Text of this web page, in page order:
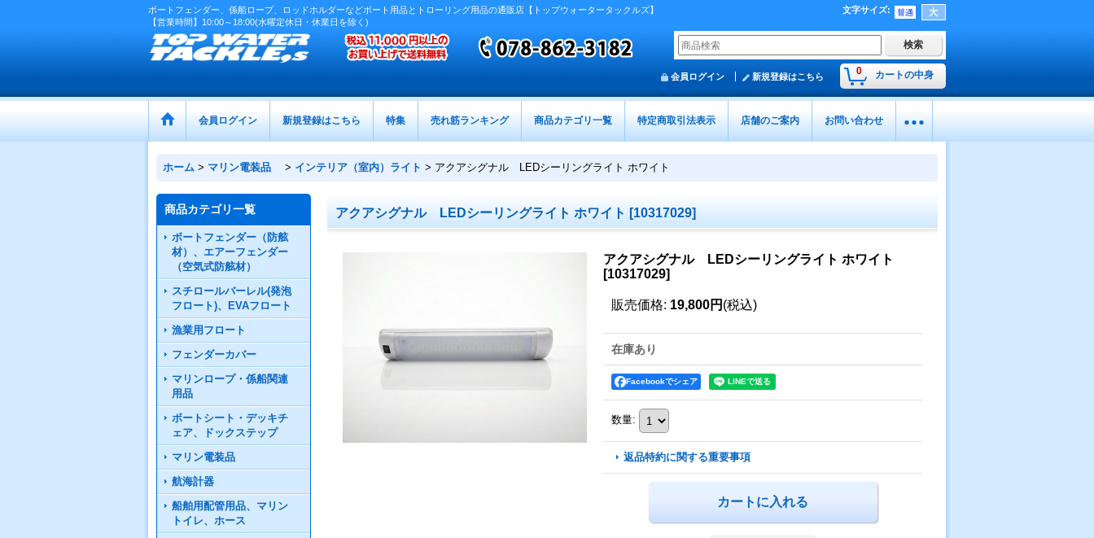
ボートフェンダー、係船ロープ、ロッドホルダーなどボート用品とトローリング用品の通販店【トップウォータータックルズ】
【営業時間】10:00～18:00(水曜定休日・休業日を除く)
文字サイズ:
0 カートの中身
会員ログイン 新規登録はこちら
会員ログイン 新規登録はこちら 特集 売れ筋ランキング 商品カテゴリ一覧 特定商取引法表示 店舗のご案内 お問い合わせ
ホーム > マリン電装品 > インテリア（室内）ライト > アクアシグナル LEDシーリングライト ホワイト
商品カテゴリ一覧
ボートフェンダー（防舷
材）、エアーフェンダー
（空気式防舷材）
スチロールバーレル(発泡
フロート)、EVAフロート
漁業用フロート
フェンダーカバー
マリンロープ・係船関連
用品
ボートシート・デッキチ
ェア、ドックステップ
マリン電装品
航海計器
船舶用配管用品、マリン
トイレ、ホース
アクアシグナル LEDシーリングライト ホワイト [10317029]
アクアシグナル LEDシーリングライト ホワイト
[10317029]
販売価格: 19,800円 (税込)
在庫あり
Facebookでシェア
数量:
返品特約に関する重要事項